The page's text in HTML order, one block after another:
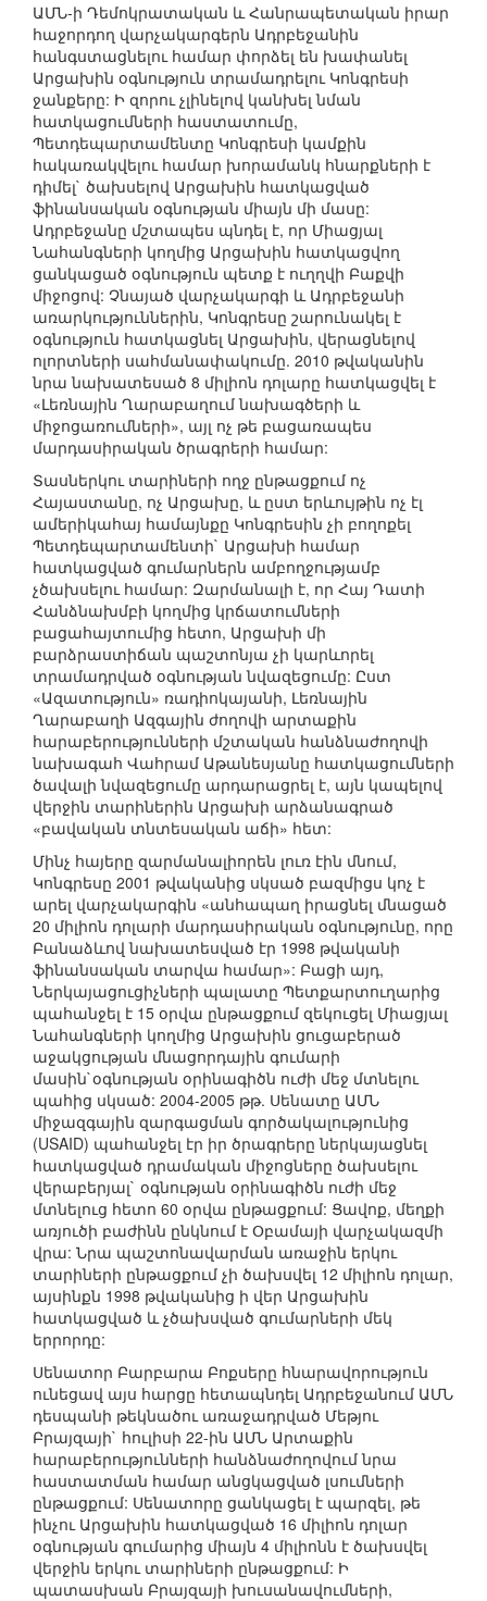
ԱՄՆ-ի Դեմոկրատական և Հանրապետական իրար
հաջորդող վարչակարգերն Ադրբեջանին
հանգստացնելու համար փորձել են խափանել
Արցախին օգնություն տրամադրելու Կոնգրեսի
ջանքերը: Ի զորու չլինելով կանխել նման
հատկացումների հաստատումը,
Պետդեպարտամենտը Կոնգրեսի կամքին
հակառակվելու համար խորամանկ հնարքների է
դիմել` ծախսելով Արցախին հատկացված
ֆինանսական օգնության միայն մի մասը:
Ադրբեջանը մշտապես պնդել է, որ Միացյալ
Նահանգների կողմից Արցախին հատկացվող
ցանկացած օգնություն պետք է ուղղվի Բաքվի
միջոցով: Չնայած վարչակարգի և Ադրբեջանի
առարկություններին, Կոնգրեսը շարունակել է
օգնություն հատկացնել Արցախին, վերացնելով
ոլորտների սահմանափակումը. 2010 թվականին
նրա նախատեսած 8 միլիոն դոլարը հատկացվել է
«Լեռնային Ղարաբաղում նախագծերի և
միջոցառումների», այլ ոչ թե բացառապես
մարդասիրական ծրագրերի համար:
Տասներկու տարիների ողջ ընթացքում ոչ
Հայաստանը, ոչ Արցախը, և ըստ երևույթին ոչ էլ
ամերիկահայ համայնքը Կոնգրեսին չի բողոքել
Պետդեպարտամենտի` Արցախի համար
հատկացված գումարներն ամբողջությամբ
չծախսելու համար: Զարմանալի է, որ Հայ Դատի
Հանձնախմբի կողմից կրճատումների
բացահայտումից հետո, Արցախի մի
բարձրաստիճան պաշտոնյա չի կարևորել
տրամադրված օգնության նվազեցումը: Ըստ
«Ազատություն» ռադիոկայանի, Լեռնային
Ղարաբաղի Ազգային ժողովի արտաքին
հարաբերությունների մշտական հանձնաժողովի
նախագահ Վահրամ Աթանեսյանը հատկացումների
ծավալի նվազեցումը արդարացրել է, այն կապելով
վերջին տարիներին Արցախի արձանագրած
«բավական տնտեսական աճի» հետ:
Մինչ հայերը զարմանալիորեն լուռ էին մնում,
Կոնգրեսը 2001 թվականից սկսած բազմիցս կոչ է
արել վարչակարգին «անհապաղ իրացնել մնացած
20 միլիոն դոլարի մարդասիրական օգնությունը, որը
Բանաձևով նախատեսված էր 1998 թվականի
ֆինանսական տարվա համար»: Բացի այդ,
Ներկայացուցիչների պալատը Պետքարտուղարից
պահանջել է 15 օրվա ընթացքում զեկուցել Միացյալ
Նահանգների կողմից Արցախին ցուցաբերած
աջակցության մնացորդային գումարի
մասին`օգնության օրինագիծն ուժի մեջ մտնելու
պահից սկսած: 2004-2005 թթ. Սենատը ԱՄՆ
միջազգային զարգացման գործակալությունից
(USAID) պահանջել էր իր ծրագրերը ներկայացնել
հատկացված դրամական միջոցները ծախսելու
վերաբերյալ` օգնության օրինագիծն ուժի մեջ
մտնելուց հետո 60 օրվա ընթացքում: Ցավոք, մեղքի
առյուծի բաժինն ընկնում է Օբամայի վարչակազմի
վրա: Նրա պաշտոնավարման առաջին երկու
տարիների ընթացքում չի ծախսվել 12 միլիոն դոլար,
այսինքն 1998 թվականից ի վեր Արցախին
հատկացված և չծախսված գումարների մեկ
երրորդը:
Սենատոր Բարբարա Բոքսերը հնարավորություն
ունեցավ այս հարցը հետապնդել Ադրբեջանում ԱՄՆ
դեսպանի թեկնածու առաջադրված Մեթյու
Բրայզայի` հուլիսի 22-ին ԱՄՆ Արտաքին
հարաբերությունների հանձնաժողովում նրա
հաստատման համար անցկացված լսումների
ընթացքում: Սենատորը ցանկացել է պարզել, թե
ինչու Արցախին հատկացված 16 միլիոն դոլար
օգնության գումարից միայն 4 միլիոնն է ծախսվել
վերջին երկու տարիների ընթացքում: Ի
պատասխան Բրայզայի խուսանավումների,